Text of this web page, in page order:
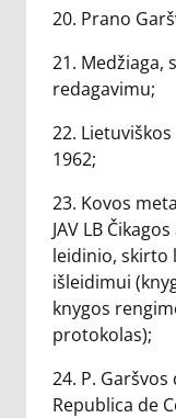
20. Prano
21. Medžiaga,
redagavimu;
22.
1962;
23. Kovos
JAV LB
leidinio, skirto
išleidimui
knygos
protokolas);
24. P.
Republica de